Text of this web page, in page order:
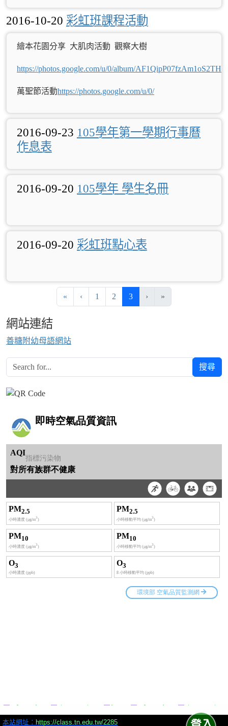
2016-10-20 彩虹班課程活動
繪本花園分享 大肌肉活動 觀察大樹
https://photos.google.com/u/0/album/
萬聖節活動https://photos.google.com/u/0/
2016-09-23 105學年第一學期行事曆
作息表
2016-09-20 105學年 學生名冊
2016-09-20 彩虹班點心表
« 第一頁
‹ 上一頁
1 2 3(目前頁次)
› »
網站連結
善糖附幼母語網站
搜尋
本站網址： https://class.tn.edu.tw/2285